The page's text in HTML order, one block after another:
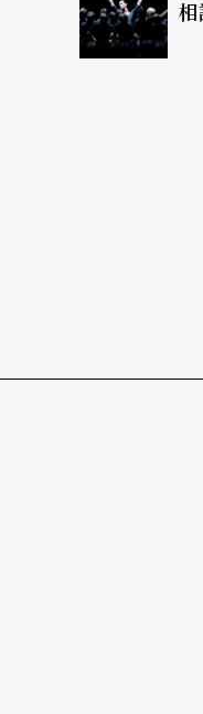
這表示每個
公開，不限
感。他的態
也留著兩條
的主客觀條
不到，只好
這個演出難
戲中戲的架
lu卻認為，